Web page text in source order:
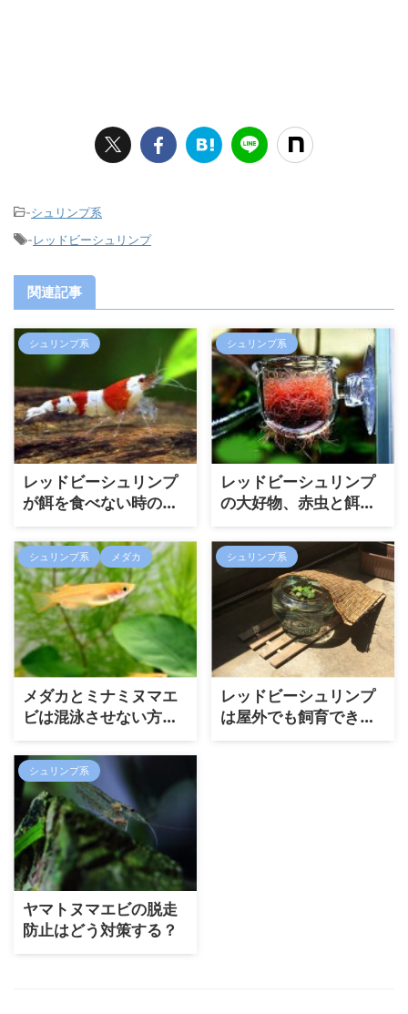
-シュリンプ系
-レッドビーシュリンプ
関連記事
シュリンプ系
レッドビーシュリンプ
が餌を食べない時の対
策方法
シュリンプ系
レッドビーシュリンプ
の大好物、赤虫と餌や
りの頻度
シュリンプ系 メダカ
メダカとミナミヌマエ
ビは混泳させない方が
良い？混泳の相性につ
いて
シュリンプ系
レッドビーシュリンプ
は屋外でも飼育でき
る？外飼いで気を付け
シュリンプ系
ヤマトヌマエビの脱走
防止はどう対策する？